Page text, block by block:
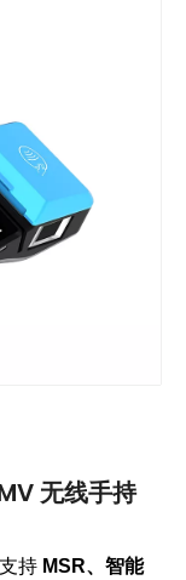
无线手持
持 MSR、智能